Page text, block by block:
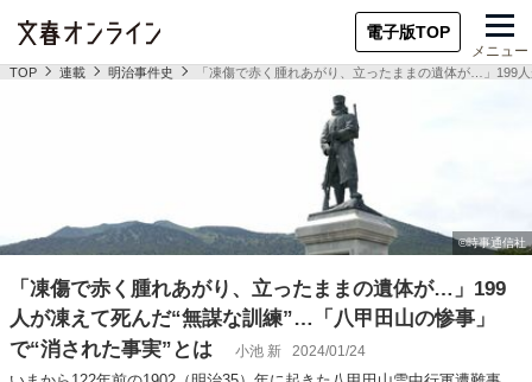
電子版TOP
メニュー
TOP 連載 明治事件史 「凍傷で赤く腫れあがり、立ったままの遺体が…」199
「凍傷で赤く腫れあがり、立ったままの遺体が…」199
人が凍えて死んだ“無謀な訓練”…「八甲田山の惨事」
で“消された事実”とは
小池 新 2024/01/24